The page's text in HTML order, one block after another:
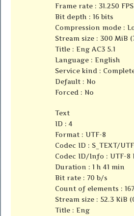
Frame rate : 31.250
Bit depth : 16 bits
Compression mode :
Stream size : 300 MiB
Title : Eng AC3 5.1
Language : English
Service kind :
Default : No
Forced : No
Text
ID : 4
Format : UTF-8
Codec ID : S_TEXT/
Codec ID/Info : UTF-8
Duration : 1 h 41 min
Bit rate : 70 b/s
Count of elements :
Stream size : 52.3 KiB
Title : Eng